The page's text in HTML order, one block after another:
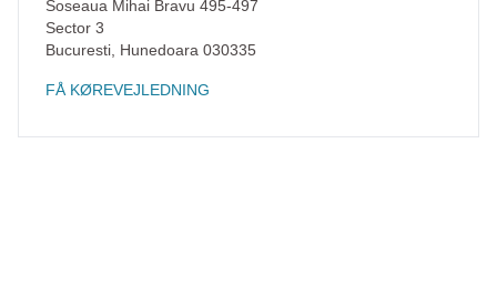
Soseaua Mihai Bravu 495-497
Sector 3
Bucuresti Hunedoara 030335
FÅ KØREVEJLEDNING